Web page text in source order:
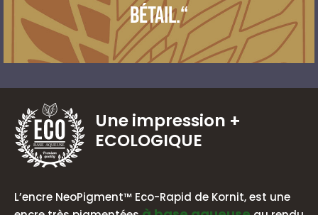
bétail.“
BASE AQUEUSE
Une impression +
ECOLOGIQUE
L’encre NeoPigment™ Eco-Rapid de Kornit, est une